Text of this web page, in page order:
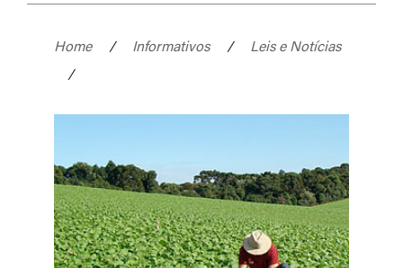
Home / Informativos /
Leis e Notícias
/